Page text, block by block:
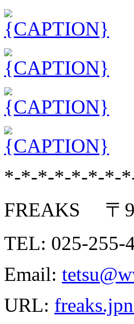
*-*-*-*-*-*-*-
FREAKS 〒
TEL: 025-255-
Email:
URL: